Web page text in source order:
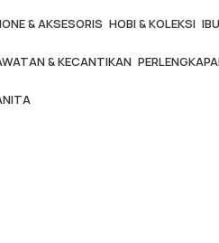
& AKSESORIS HOBI & KOLEKSI
& KECANTIKAN